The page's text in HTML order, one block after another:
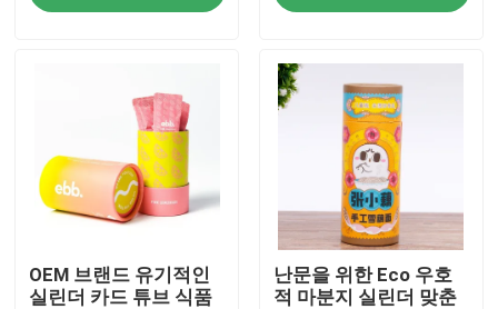
품질 관리
인용문을 요구하세요
골판지 종이 선물 상자
판지 튜브 선물 상자
OEM 브랜드 유기적인
실린더 카드 튜브 식품
난문을 위한 Eco 우호
적 마분지 실린더 맞춘